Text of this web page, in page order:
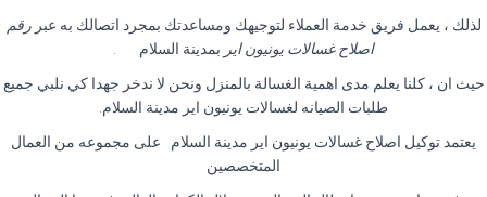
لذلك ، يعمل فريق خدمة العملاء لتوجيهك ومساعدتك بمجرد اتصالك به عبررقم
اصلاح غسالات يونيون اير بمدينة السلام
حيث ان ، كلنا يعلم مدى اهمية الغسالة بالمنزل ونحن لا ندخر جهدا كي نلبي جميع
طلبات الصيانه لغسالات يونيون اير مدينة السلام
يعتمد توكيل اصلاح غسالات يونيون اير مدينة السلام على مجموعه من العمال
المتخصصين